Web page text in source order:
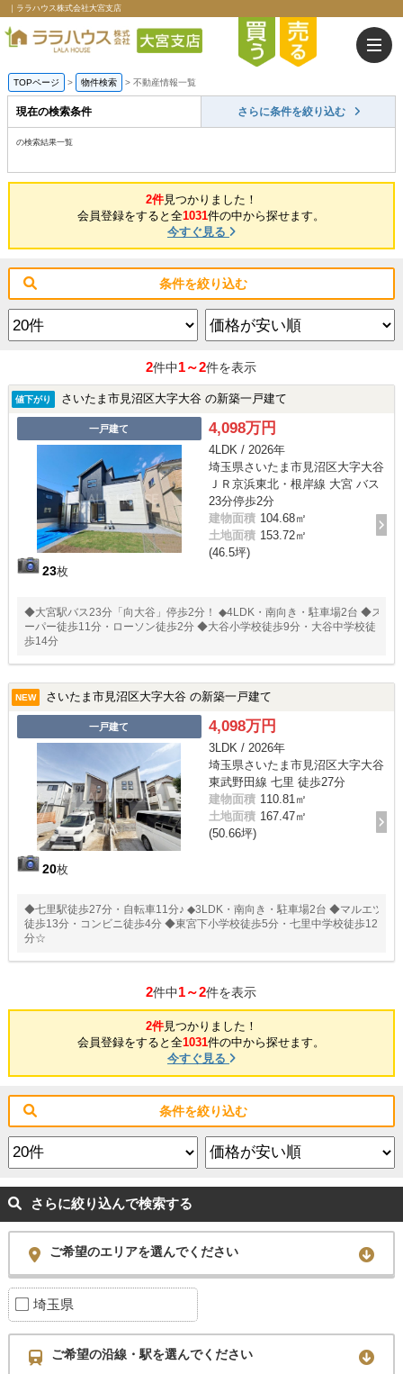
｜ララハウス株式会社大宮支店
TOPページ > 物件検索 > 不動産情報一覧
現在の検索条件 さらに条件を絞り込む
の検索結果一覧
2件見つかりました！
会員登録をすると全1031件の中から探せます。
今すぐ見る
条件を絞り込む
2件中1～2件を表示
値下がり さいたま市見沼区大字大谷 の新築一戸建て
一戸建て
23枚
4,098万円
4LDK / 2026年
埼玉県さいたま市見沼区大字大谷
ＪＲ京浜東北・根岸線 大宮 バス
23分停歩2分
建物面積 104.68㎡
土地面積 153.72㎡
(46.5坪)
◆大宮駅バス23分「向大谷」停歩2分！ ◆4LDK・南向き・駐車場2台 ◆ス
ーパー徒歩11分・ローソン徒歩2分 ◆大谷小学校徒歩9分・大谷中学校徒
歩14分
NEW さいたま市見沼区大字大谷 の新築一戸建て
一戸建て
20枚
4,098万円
3LDK / 2026年
埼玉県さいたま市見沼区大字大谷
東武野田線 七里 徒歩27分
建物面積 110.81㎡
土地面積 167.47㎡
(50.66坪)
◆七里駅徒歩27分・自転車11分♪ ◆3LDK・南向き・駐車場2台 ◆マルエツ
徒歩13分・コンビニ徒歩4分 ◆東宮下小学校徒歩5分・七里中学校徒歩12
分☆
2件中1～2件を表示
2件見つかりました！
会員登録をすると全1031件の中から探せます。
今すぐ見る
条件を絞り込む
さらに絞り込んで検索する
ご希望のエリアを選んでください
埼玉県
ご希望の沿線・駅を選んでください